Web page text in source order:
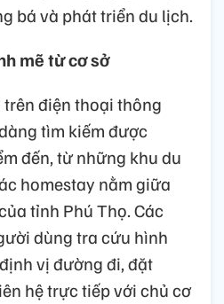
bá và phát triển du lịch.
mẽ từ cơ sở
điện thoại thông
tìm kiếm được
đến, từ những khu du
homestay nằm giữa
tỉnh Phú Thọ. Các
dùng tra cứu hình
vị đường đi, đặt
hệ trực tiếp với chủ cơ